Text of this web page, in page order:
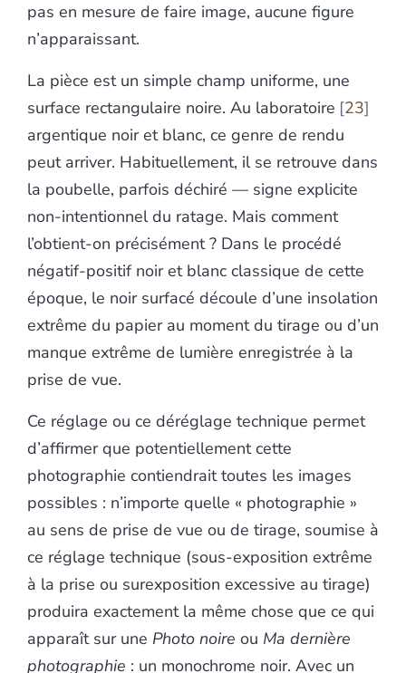
pas en mesure de faire image, aucune figure
n’apparaissant.
La pièce est un simple champ uniforme, une
surface rectangulaire noire. Au laboratoire 23
argentique noir et blanc, ce genre de rendu
peut arriver. Habituellement, il se retrouve dans
la poubelle, parfois déchiré — signe explicite
non-intentionnel du ratage. Mais comment
l’obtient-on précisément ? Dans le procédé
négatif-positif noir et blanc classique de cette
époque, le noir surfacé découle d’une insolation
extrême du papier au moment du tirage ou d’un
manque extrême de lumière enregistrée à la
prise de vue.
Ce réglage ou ce déréglage technique permet
d’affirmer que potentiellement cette
photographie contiendrait toutes les images
possibles : n’importe quelle « photographie »
au sens de prise de vue ou de tirage, soumise à
ce réglage technique (sous-exposition extrême
à la prise ou surexposition excessive au tirage)
produira exactement la même chose que ce qui
apparaît sur une Photo noire ou Ma dernière
photographie : un monochrome noir. Avec un